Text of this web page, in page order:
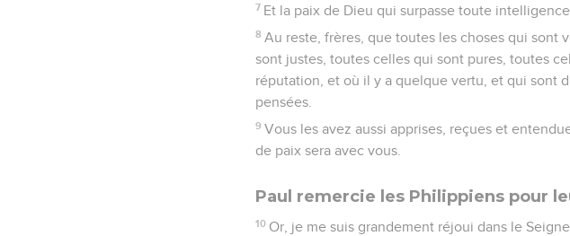
7 Et la paix de Dieu qui surpasse toute
8 Au reste, frères, que toutes les choses qui sont
sont justes, toutes celles qui sont pures, toutes
réputation, et où il y a quelque vertu, et qui sont
pensées.
9 Vous les avez aussi apprises, reçues et
de paix sera avec vous.
Paul remercie les Philippiens pour
10 Or, je me suis grandement réjoui dans le